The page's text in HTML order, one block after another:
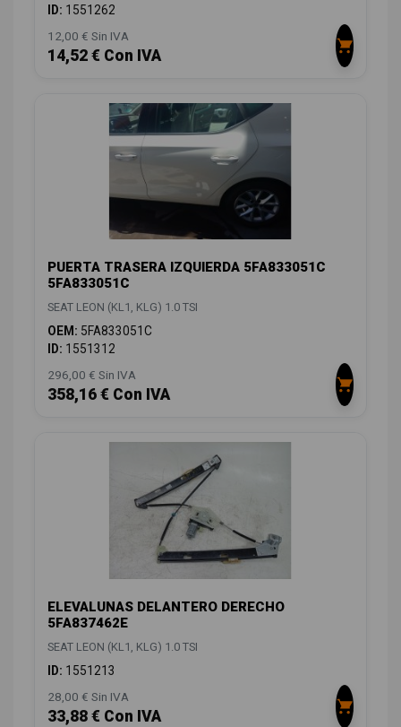
ID: 1551262
12,00 € Sin IVA
14,52 € Con IVA
PUERTA TRASERA IZQUIERDA 5FA833051C
5FA833051C
SEAT LEON (KL1, KLG) 1.0 TSI
OEM: 5FA833051C
ID: 1551312
296,00 € Sin IVA
358,16 € Con IVA
ELEVALUNAS DELANTERO DERECHO
5FA837462E
SEAT LEON (KL1, KLG) 1.0 TSI
ID: 1551213
28,00 € Sin IVA
33,88 € Con IVA